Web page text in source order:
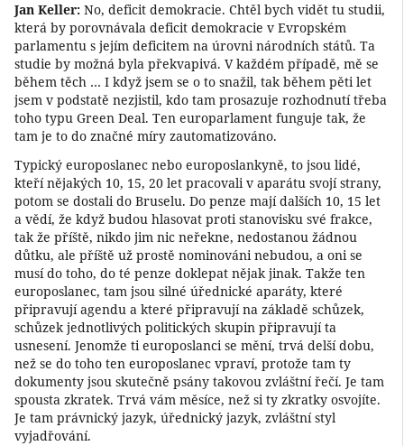
Jan Keller: No, deficit demokracie. Chtěl bych vidět tu studii,
která by porovnávala deficit demokracie v Evropském
parlamentu s jejím deficitem na úrovni národních států. Ta
studie by možná byla překvapivá. V každém případě, mě se
během těch … I když jsem se o to snažil, tak během pěti let
jsem v podstatě nezjistil, kdo tam prosazuje rozhodnutí třeba
toho typu Green Deal. Ten europarlament funguje tak, že
tam je to do značné míry zautomatizováno.
Typický europoslanec nebo europoslankyně, to jsou lidé,
kteří nějakých 10, 15, 20 let pracovali v aparátu svojí strany,
potom se dostali do Bruselu. Do penze mají dalších 10, 15 let
a vědí, že když budou hlasovat proti stanovisku své frakce,
tak že příště, nikdo jim nic neřekne, nedostanou žádnou
důtku, ale příště už prostě nominováni nebudou, a oni se
musí do toho, do té penze doklepat nějak jinak. Takže ten
europoslanec, tam jsou silné úřednické aparáty, které
připravují agendu a které připravují na základě schůzek,
schůzek jednotlivých politických skupin připravují ta
usnesení. Jenomže ti europoslanci se mění, trvá delší dobu,
než se do toho ten europoslanec vpraví, protože tam ty
dokumenty jsou skutečně psány takovou zvláštní řečí. Je tam
spousta zkratek. Trvá vám měsíce, než si ty zkratky osvojíte.
Je tam právnický jazyk, úřednický jazyk, zvláštní styl
vyjadřování.